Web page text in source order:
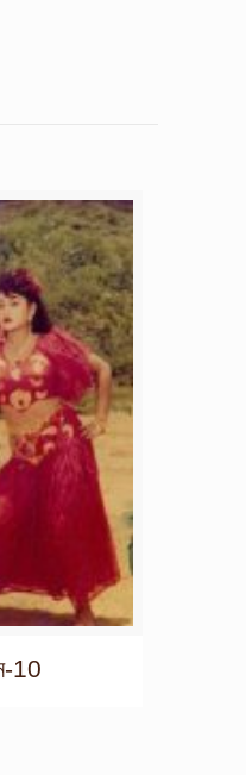
10